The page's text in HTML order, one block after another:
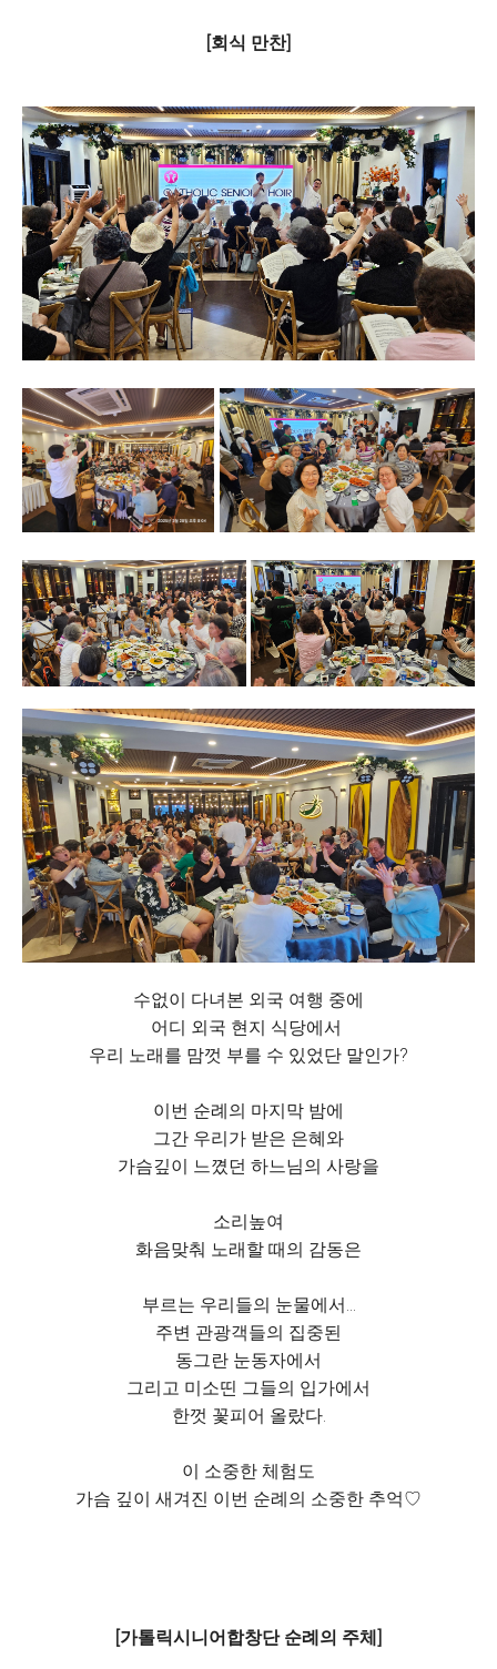
[회식 만찬]
수없이 다녀본 외국 여행 중에
어디 외국 현지 식당에서
우리 노래를 맘껏 부를 수 있었단 말인가?
이번 순례의 마지막 밤에
그간 우리가 받은 은혜와
가슴깊이 느꼈던 하느님의 사랑을
소리높여
화음맞춰 노래할 때의 감동은
부르는 우리들의 눈물에서...
주변 관광객들의 집중된
동그란 눈동자에서
그리고 미소띤 그들의 입가에서
한껏 꽃피어 올랐다.
이 소중한 체험도
가슴 깊이 새겨진 이번 순례의 소중한 추억♡
[가톨릭시니어합창단 순례의 주체]